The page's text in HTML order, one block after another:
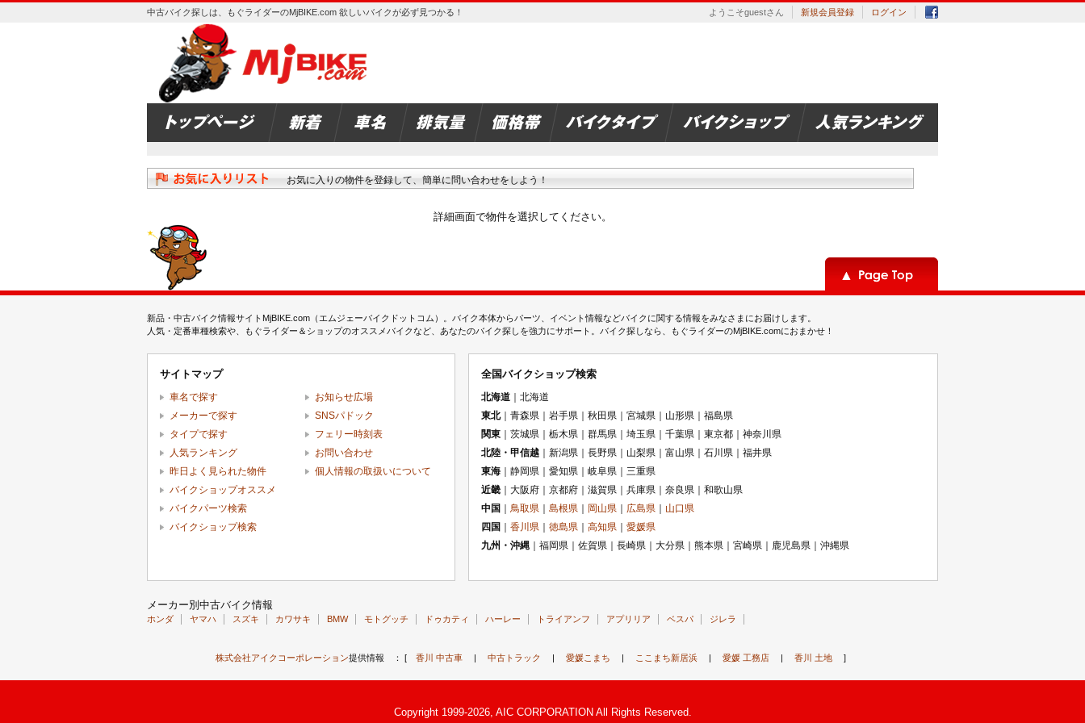
中古バイク探しは、もぐライダーのMjBIKE.com 欲しいバイクが必ず見つかる！ ようこそguestさん 新規会員登録 ログイン
お気に入りの物件を登録して、簡単に問い合わせをしよう！
詳細画面で物件を選択してください。
新品・中古バイク情報サイトMjBIKE.com（エムジェーバイクドットコム）。バイク本体からパーツ、イベント情報などバイクに関する情報をみなさまにお届けします。
人気・定番車種検索や、もぐライダー＆ショップのオススメバイクなど、あなたのバイク探しを強力にサポート。バイク探しなら、もぐライダーのMjBIKE.comにおまかせ！
サイトマップ
車名で探す
メーカーで探す
タイプで探す
人気ランキング
昨日よく見られた物件
バイクショップオススメ
バイクパーツ検索
バイクショップ検索
お知らせ広場
SNSパドック
フェリー時刻表
お問い合わせ
個人情報の取扱いについて
全国バイクショップ検索
北海道 ｜北海道
東北｜青森県｜岩手県｜秋田県｜宮城県｜山形県｜福島県
関東 ｜茨城県｜栃木県｜群馬県｜埼玉県｜千葉県｜東京都｜神奈川県
北陸・甲信越 ｜新潟県｜長野県｜山梨県｜富山県｜石川県｜福井県
東海 ｜静岡県｜愛知県｜岐阜県｜三重県
近畿 ｜大阪府｜京都府｜滋賀県｜兵庫県｜奈良県｜和歌山県
中国
鳥取県 島根県 岡山県 広島県
山口県
四国
香川県 徳島県 高知県
愛媛県
九州・沖縄 ｜福岡県｜佐賀県｜長崎県｜大分県｜熊本県｜宮崎県｜鹿児島県｜沖縄県
メーカー別中古バイク情報
ホンダ ヤマハ スズキ カワサキ BMW モトグッチ ドゥカティ ハーレー トライアンフ アプリリア ベスパ ジレラ
株式会社アイクコーポレーション提供情報 ： [ 香川 中古車| 中古トラック | 愛媛こまち | ここまち新居浜| 愛媛 工務店| 香川 土地]
Copyright 1999-2026, AIC CORPORATION All Rights Reserved.